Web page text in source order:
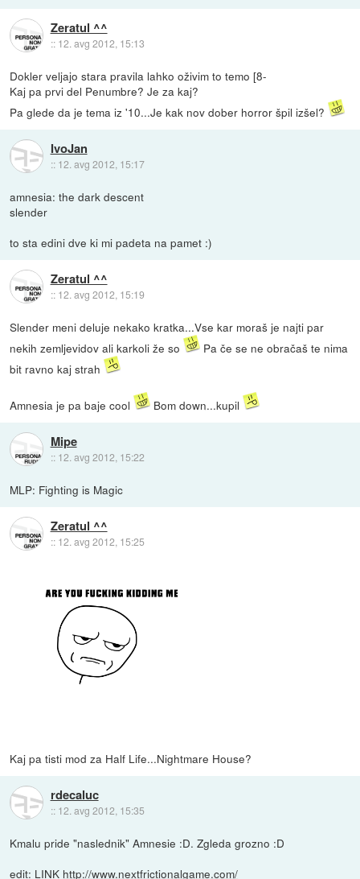
Zeratul ^^
:: 12. avg 2012, 15:13
Dokler veljajo stara pravila lahko oživim to temo [8-
Kaj pa prvi del Penumbre? Je za kaj?
Pa glede da je tema iz '10...Je kak nov dober horror špil izšel?
IvoJan
:: 12. avg 2012, 15:17
amnesia: the dark descent
slender
to sta edini dve ki mi padeta na pamet :)
Zeratul ^^
:: 12. avg 2012, 15:19
Slender meni deluje nekako kratka...Vse kar moraš je najti par
nekih zemljevidov ali karkoli že so
Pa če se ne obračaš te nima
bit ravno kaj strah
Amnesia je pa baje cool Bom down...kupil
Mipe
:: 12. avg 2012, 15:22
MLP: Fighting is Magic
Zeratul ^^
:: 12. avg 2012, 15:25
Kaj pa tisti mod za Half Life...Nightmare House?
rdecaluc
:: 12. avg 2012, 15:35
Kmalu pride "naslednik" Amnesie :D. Zgleda grozno :D
edit: LINK http://www.nextfrictionalgame.com/